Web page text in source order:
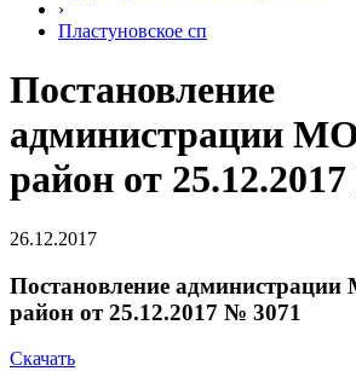
›
Пластуновское сп
Постановление
администрации
район от
26.12.2017
Постановление
район от 25.12.2017 № 3071
Скачать